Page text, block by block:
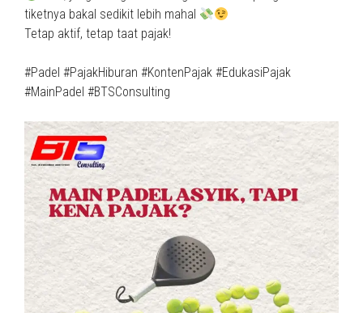
tiketnya bakal sedikit lebih mahal
Tetap aktif, tetap taat pajak!
#Padel #PajakHiburan #KontenPajak #EdukasiPajak
#MainPadel #BTSConsulting